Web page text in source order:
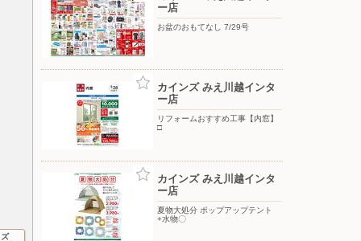
ー店
お盆のおもてなし 7/29号
カインズ みえ川越インタ
ー店
リフォームおすすめ工事【内窓】
□
カインズ みえ川越インタ
ー店
夏物大処分 ポップアップテント
+水物〇